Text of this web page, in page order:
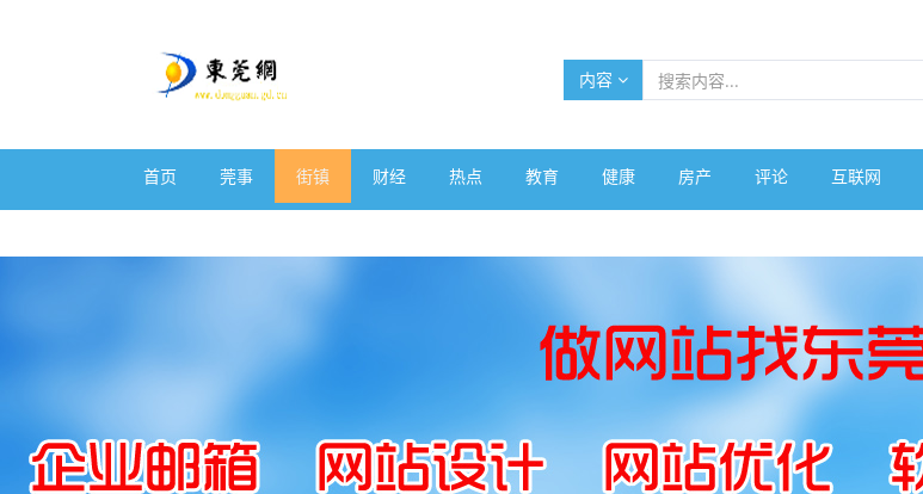
内容
首页 莞事 街镇 财经 热点 教育 健康 房产 评论 互联网